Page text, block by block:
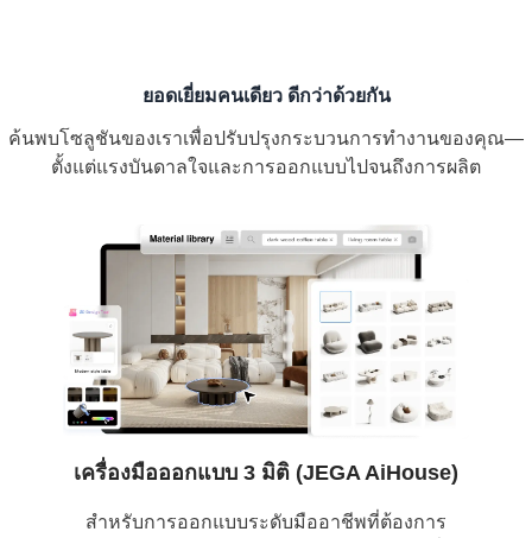
ยอดเยี่ยมคนเดียว ดีกว่าด้วยกัน
ค้นพบโซลูชันของเราเพื่อปรับปรุงกระบวนการทำงานของคุณ—
ตั้งแต่แรงบันดาลใจและการออกแบบไปจนถึงการผลิต
เครื่องมือออกแบบ 3 มิติ (JEGA AiHouse)
สำหรับการออกแบบระดับมืออาชีพที่ต้องการ